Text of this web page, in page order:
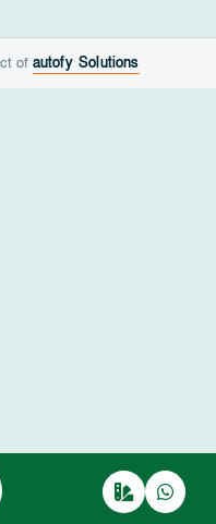
of autofy Solutions